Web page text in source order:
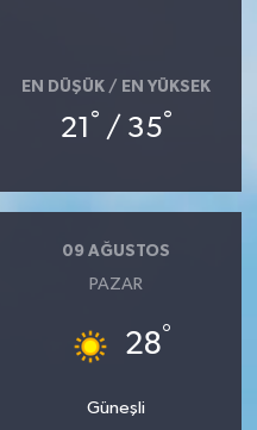
EN DÜŞÜK / EN YÜKSEK
21 ° / 35°
09 AĞUSTOS
PAZAR
28°
Güneşli